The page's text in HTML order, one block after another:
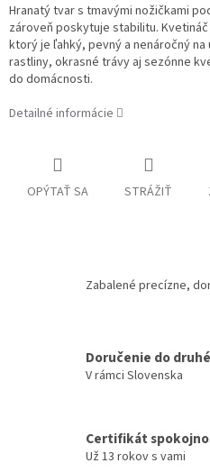
Hranatý tvar s tmavými nožičkami
zároveň poskytuje stabilitu.
ktorý je ľahký, pevný a nenáročný na
rastliny, okrasné trávy aj sezónne
do domácnosti.
Detailné informácie
OPÝTAŤ SA STRÁŽIŤ
Zabalené precízne,
Doručenie do
V rámci Slovenska
Certifikát
Už 13 rokov s vami